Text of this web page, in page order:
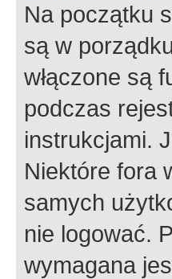
Na początku
są w
włączone są
podczas
instrukcjami.
Niektóre fora
samych
nie logować.
wymagana